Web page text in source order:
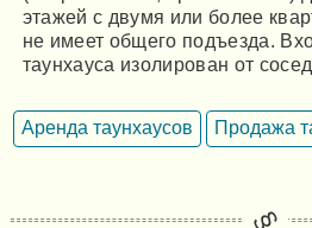
этажей с двумя или более
не имеет общего подъезда.
таунхауса изолирован от
Аренда таунхаусов Продажа